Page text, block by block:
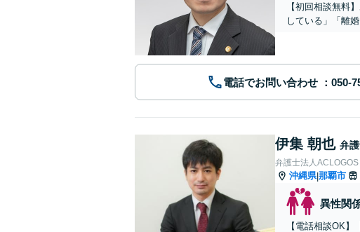
【初回相談無料
している」「離
電話でお問い合わせ
伊集 朝也 弁
弁護士法人ACLOGOS
沖縄県|那覇市
異性関
【電話相談OK